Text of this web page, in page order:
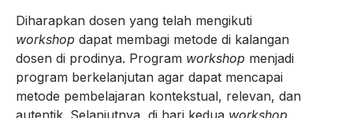
Diharapkan dosen yang telah mengikuti
workshop dapat membagi metode di kalangan
dosen di prodinya. Program workshop menjadi
program berkelanjutan agar dapat mencapai
metode pembelajaran kontekstual, relevan, dan